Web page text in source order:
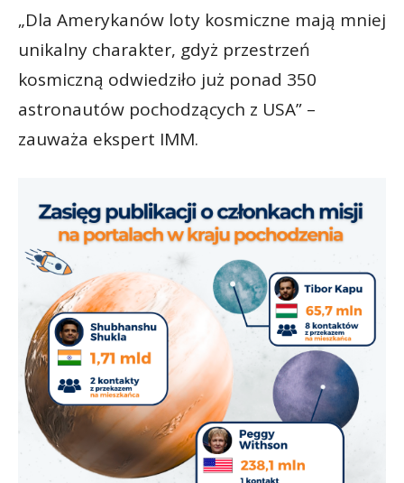
„Dla Amerykanów loty kosmiczne mają mniej
unikalny charakter, gdyż przestrzeń
kosmiczną odwiedziło już ponad 350
astronautów pochodzących z USA” –
zauważa ekspert IMM.